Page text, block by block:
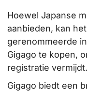
Hoewel Japanse
aanbieden, kan
gerenommeerde
Gigago te kopen,
registratie vermijdt.
Gigago biedt een